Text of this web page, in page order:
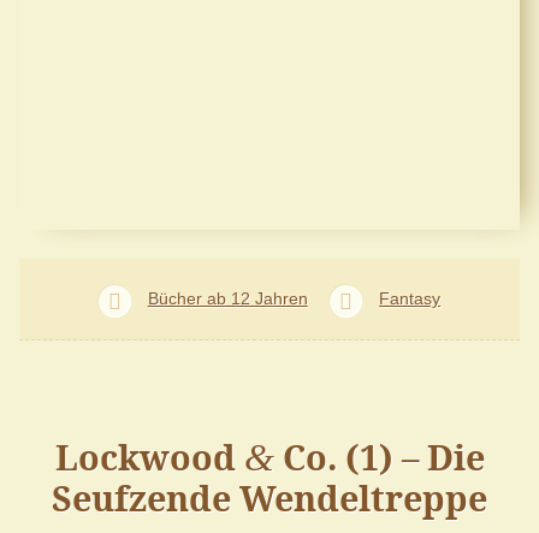
Bücher ab 12 Jahren Fantasy
Lockwood &Co. (1) – Die
Seufzende Wendeltreppe